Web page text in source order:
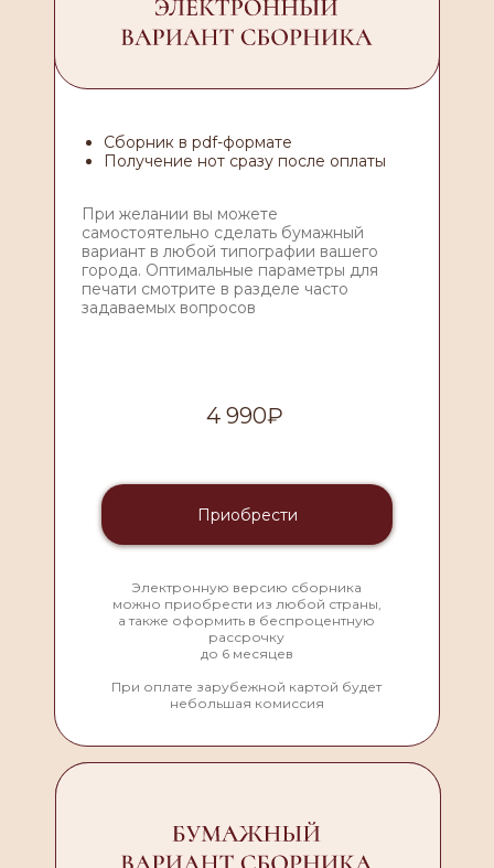
При желании вы можете
самостоятельно сделать бумажный
вариант в любой типографии вашего
города. Оптимальные параметры для
печати смотрите в разделе часто
задаваемых вопросов
Электронную версию сборника
можно приобрести из любой страны,
а также оформить в беспроцентную
рассрочку
до 6 месяцев
При оплате зарубежной картой будет
небольшая комиссия
Cборник в pdf-формате
Получение нот сразу после оплаты
Приобрести
4 990₽